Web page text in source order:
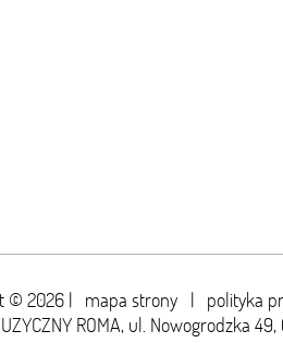
© 2026 | mapa strony | polityka
ROMA, ul. Nowogrodzka 49,